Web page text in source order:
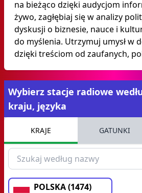
na bieżąco dzięki audycjom
żywo, zagłębiaj się w analizy
dyskusji o biznesie, nauce i
do myślenia. Utrzymuj umysł w
dzięki treściom od zaufanych,
Wybierz stacje radiowe
kraju, języka
KRAJE GATUNKI
POLSKA (1474)